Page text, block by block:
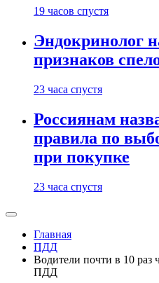
19 часов спустя
Эндокринолог
признаков
23 часа спустя
Россиянам
правила по
при покупке
23 часа спустя
Главная
ПДД
Водители почти в 10
ПДД